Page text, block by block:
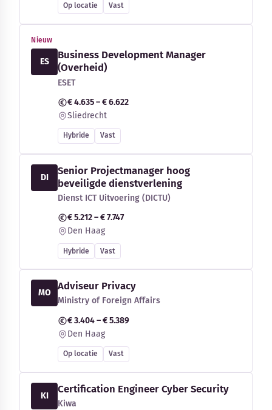
Op locatie Vast
Nieuw
ES
Business Development Manager
(Overheid)
ESET
€ 4.635 – € 6.622
Sliedrecht
Hybride Vast
DI
Senior Projectmanager hoog
beveiligde dienstverlening
Dienst ICT Uitvoering (DICTU)
€ 5.212 – € 7.747
Den Haag
Hybride Vast
MO
Adviseur Privacy
Ministry of Foreign Affairs
€ 3.404 – € 5.389
Den Haag
Op locatie Vast
KI
Certification Engineer Cyber Security
Kiwa